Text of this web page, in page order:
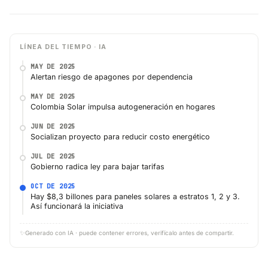
LÍNEA DEL TIEMPO · IA
MAY DE 2025
Alertan riesgo de apagones por dependencia
MAY DE 2025
Colombia Solar impulsa autogeneración en hogares
JUN DE 2025
Socializan proyecto para reducir costo energético
JUL DE 2025
Gobierno radica ley para bajar tarifas
OCT DE 2025
Hay $8,3 billones para paneles solares a estratos 1, 2 y 3.
Así funcionará la iniciativa
✨ Generado con IA · puede contener errores, verifícalo antes de compartir.